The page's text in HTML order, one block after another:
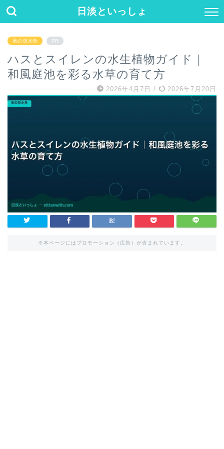
日淡といっしょ
池の淡水魚 PR
ハスとスイレンの水生植物ガイド｜
和風庭池を彩る水草の育て方
2026年4月7日 / 2026年7月20日
※本ページにはプロモーション（広告）が含まれています。